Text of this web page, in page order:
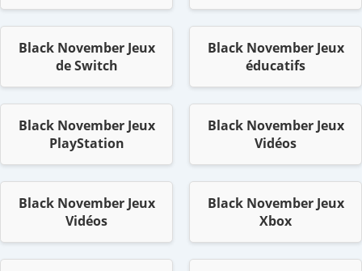
Black November Jeux
de Switch
Black November Jeux
éducatifs
Black November Jeux
PlayStation
Black November Jeux
Vidéos
Black November Jeux
Vidéos
Black November Jeux
Xbox